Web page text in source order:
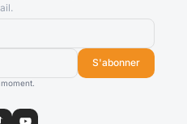
S'abonner